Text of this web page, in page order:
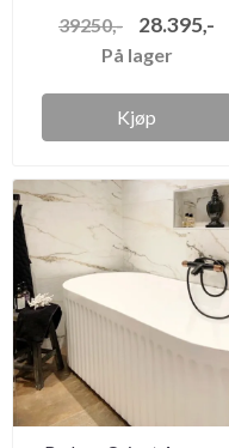
39250,- 28.395,-
På lager
Kjøp